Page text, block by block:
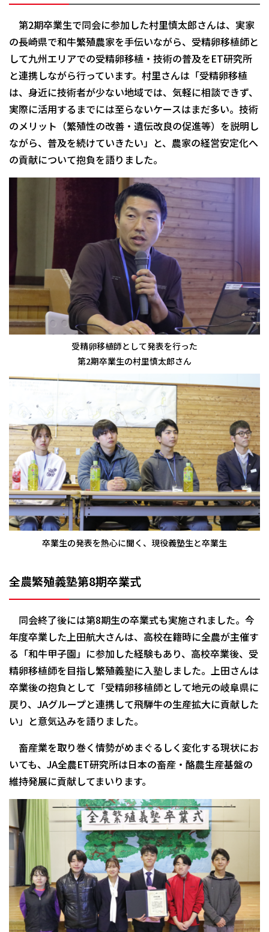
第2期卒業生で同会に参加した村里慎太郎さんは、実家
の長崎県で和牛繁殖農家を手伝いながら、受精卵移植師と
して九州エリアでの受精卵移植・技術の普及をET研究所
と連携しながら行っています。村里さんは「受精卵移植
は、身近に技術者が少ない地域では、気軽に相談できず、
実際に活用するまでには至らないケースはまだ多い。技術
のメリット（繁殖性の改善・遺伝改良の促進等）を説明し
ながら、普及を続けていきたい」と、農家の経営安定化へ
の貢献について抱負を語りました。
受精卵移植師として発表を行った
第2期卒業生の村里慎太郎さん
卒業生の発表を熱心に聞く、現役義塾生と卒業生
全農繁殖義塾第8期卒業式
同会終了後には第8期生の卒業式も実施されました。今
年度卒業した上田航大さんは、高校在籍時に全農が主催す
る「和牛甲子園」に参加した経験もあり、高校卒業後、受
精卵移植師を目指し繁殖義塾に入塾しました。上田さんは
卒業後の抱負として「受精卵移植師として地元の岐阜県に
戻り、JAグループと連携して飛騨牛の生産拡大に貢献した
い」と意気込みを語りました。
畜産業を取り巻く情勢がめまぐるしく変化する現状にお
いても、JA全農ET研究所は日本の畜産・酪農生産基盤の
維持発展に貢献してまいります。